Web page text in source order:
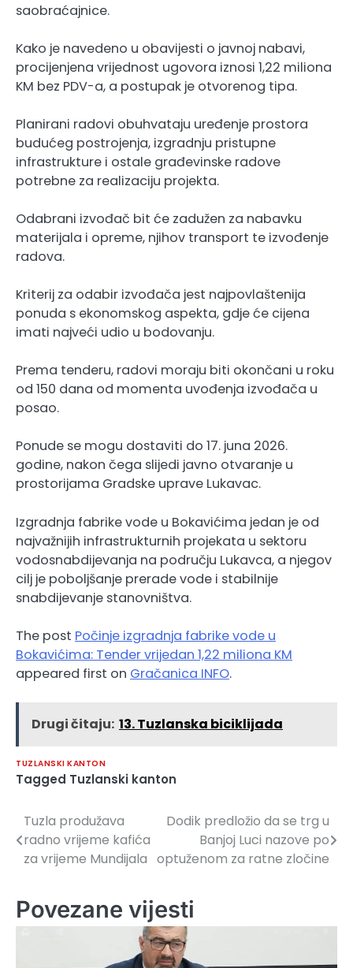
saobraćajnice.
Kako je navedeno u obavijesti o javnoj nabavi,
procijenjena vrijednost ugovora iznosi 1,22 miliona
KM bez PDV-a, a postupak je otvorenog tipa.
Planirani radovi obuhvataju uređenje prostora
budućeg postrojenja, izgradnju pristupne
infrastrukture i ostale građevinske radove
potrebne za realizaciju projekta.
Odabrani izvođač bit će zadužen za nabavku
materijala i opreme, njihov transport te izvođenje
radova.
Kriterij za odabir izvođača jest najpovlaštenija
ponuda s ekonomskog aspekta, gdje će cijena
imati najveći udio u bodovanju.
Prema tenderu, radovi moraju biti okončani u roku
od 150 dana od momenta uvođenja izvođača u
posao.
Ponude se mogu dostaviti do 17. juna 2026.
godine, nakon čega slijedi javno otvaranje u
prostorijama Gradske uprave Lukavac.
Izgradnja fabrike vode u Bokavićima jedan je od
najvažnijih infrastrukturnih projekata u sektoru
vodosnabdijevanja na području Lukavca, a njegov
cilj je poboljšanje prerade vode i stabilnije
snabdijevanje stanovništva.
The post Počinje izgradnja fabrike vode u
Bokavićima: Tender vrijedan 1,22 miliona KM
appeared first on Gračanica INFO.
Drugi čitaju: 13. Tuzlanska biciklijada
TUZLANSKI KANTON
Tagged Tuzlanski kanton
Navigacija
članaka
Tuzla produžava
radno vrijeme kafića
za vrijeme Mundijala
Dodik predložio da se trg u
Banjoj Luci nazove po
optuženom za ratne zločine
Povezane vijesti